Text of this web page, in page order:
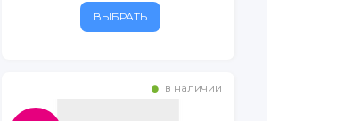
ВЫБРАТЬ
в наличии